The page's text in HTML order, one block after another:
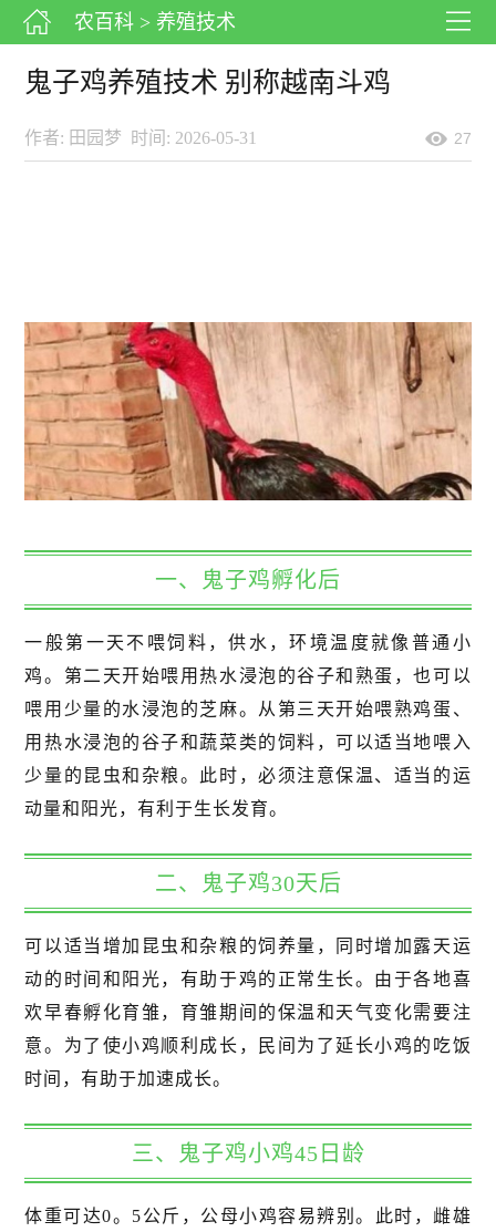
农百科 > 养殖技术
鬼子鸡养殖技术 别称越南斗鸡
作者: 田园梦 时间: 2026-05-31 27
一、鬼子鸡孵化后
一般第一天不喂饲料，供水，环境温度就像普通小
鸡。第二天开始喂用热水浸泡的谷子和熟蛋，也可以
喂用少量的水浸泡的芝麻。从第三天开始喂熟鸡蛋、
用热水浸泡的谷子和蔬菜类的饲料，可以适当地喂入
少量的昆虫和杂粮。此时，必须注意保温、适当的运
动量和阳光，有利于生长发育。
二、鬼子鸡30天后
可以适当增加昆虫和杂粮的饲养量，同时增加露天运
动的时间和阳光，有助于鸡的正常生长。由于各地喜
欢早春孵化育雏，育雏期间的保温和天气变化需要注
意。为了使小鸡顺利成长，民间为了延长小鸡的吃饭
时间，有助于加速成长。
三、鬼子鸡小鸡45日龄
体重可达0。5公斤，公母小鸡容易辨别。此时，雌雄